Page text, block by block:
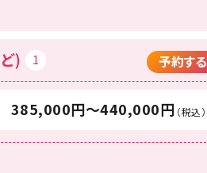
) 1 予約する
385,000円〜440,000円 （税込）